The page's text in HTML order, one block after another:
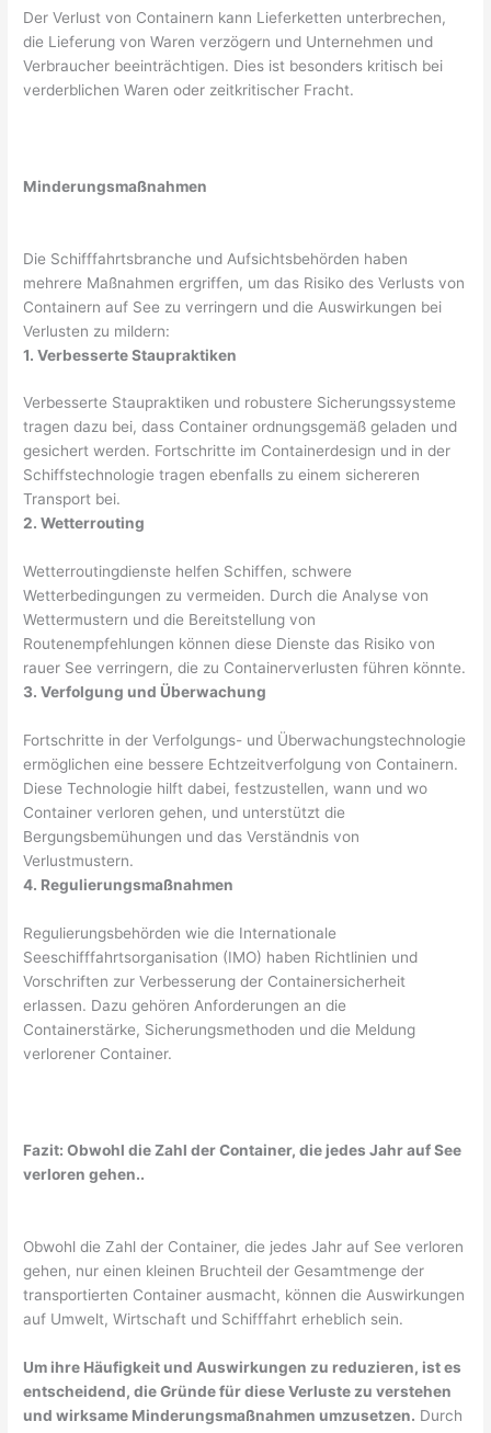
Der Verlust von Containern kann Lieferketten unterbrechen,
die Lieferung von Waren verzögern und Unternehmen und
Verbraucher beeinträchtigen. Dies ist besonders kritisch bei
verderblichen Waren oder zeitkritischer Fracht.
Minderungsmaßnahmen
Die Schifffahrtsbranche und Aufsichtsbehörden haben
mehrere Maßnahmen ergriffen, um das Risiko des Verlusts von
Containern auf See zu verringern und die Auswirkungen bei
Verlusten zu mildern:
1. Verbesserte Staupraktiken
Verbesserte Staupraktiken und robustere Sicherungssysteme
tragen dazu bei, dass Container ordnungsgemäß geladen und
gesichert werden. Fortschritte im Containerdesign und in der
Schiffstechnologie tragen ebenfalls zu einem sichereren
Transport bei.
2. Wetterrouting
Wetterroutingdienste helfen Schiffen, schwere
Wetterbedingungen zu vermeiden. Durch die Analyse von
Wettermustern und die Bereitstellung von
Routenempfehlungen können diese Dienste das Risiko von
rauer See verringern, die zu Containerverlusten führen könnte.
3. Verfolgung und Überwachung
Fortschritte in der Verfolgungs- und Überwachungstechnologie
ermöglichen eine bessere Echtzeitverfolgung von Containern.
Diese Technologie hilft dabei, festzustellen, wann und wo
Container verloren gehen, und unterstützt die
Bergungsbemühungen und das Verständnis von
Verlustmustern.
4. Regulierungsmaßnahmen
Regulierungsbehörden wie die Internationale
Seeschifffahrtsorganisation (IMO) haben Richtlinien und
Vorschriften zur Verbesserung der Containersicherheit
erlassen. Dazu gehören Anforderungen an die
Containerstärke, Sicherungsmethoden und die Meldung
verlorener Container.
Fazit: Obwohl die Zahl der Container, die jedes Jahr auf See
verloren gehen..
Obwohl die Zahl der Container, die jedes Jahr auf See verloren
gehen, nur einen kleinen Bruchteil der Gesamtmenge der
transportierten Container ausmacht, können die Auswirkungen
auf Umwelt, Wirtschaft und Schifffahrt erheblich sein.
Um ihre Häufigkeit und Auswirkungen zu reduzieren, ist es
entscheidend, die Gründe für diese Verluste zu verstehen
und wirksame Minderungsmaßnahmen umzusetzen. Durch